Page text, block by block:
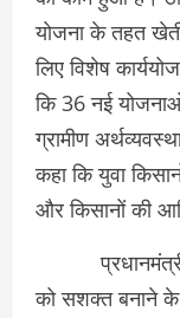
योजना के तहत
लिए विशेष
कि 36 नई
ग्रामीण
कहा कि युवा
और किसानों की
प्रधानमंत्री ने
को सशक्त बनाने के